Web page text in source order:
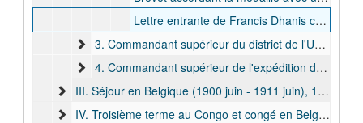
Lettre entrante de Francis Dhanis concernant le changement du traitement à 10.000 frs par an à partir du 1er avril 1898, 1898 juin
3. Commandant supérieur du district de l'Uele (1898 juin - 1898 déc.), 1898
4. Commandant supérieur de l'expédition du Nil (1898 déc. - 1900 mai), 1898-1900
III. Séjour en Belgique (1900 juin - 1911 juin), 1900-1911
IV. Troisième terme au Congo et congé en Belgique (1911 juill. - 1913 nov.), 1911-1914